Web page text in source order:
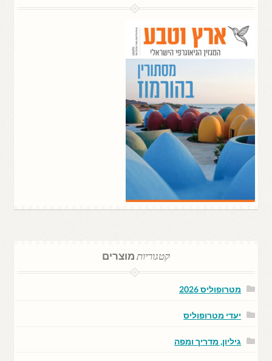
קטגוריותמוצרים
מטרופוליס 2026
יעדי מטרופוליס
גיליון, מדריך ומפה